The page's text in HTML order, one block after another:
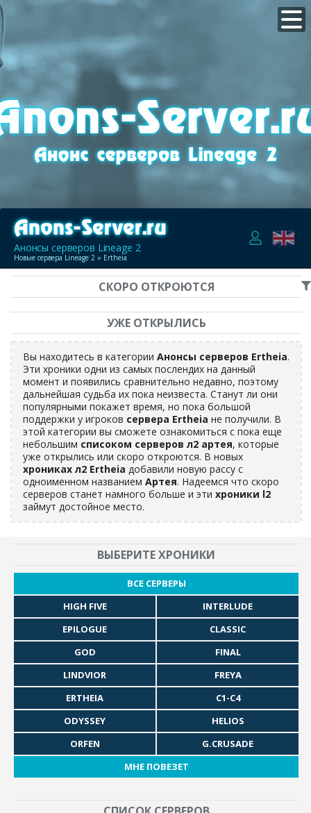
Анонсы серверов Lineage 2
Новые сервера Lineage 2 » Ertheia
СКОРО ОТКРОЮТСЯ
УЖЕ ОТКРЫЛИСЬ
Вы находитесь в категории Анонсы серверов Ertheia.
Эти хроники одни из самых послендих на данный
момент и появились сравнительно недавно, поэтому
дальнейшая судьба их пока неизвеста. Станут ли они
популярными покажет время, но пока большой
поддержки у игроков сервера Ertheia не получили. В
этой категории вы сможете ознакомиться с пока еще
небольшим списоком серверов л2 артея, которые
уже открылись или скоро откроются. В новых
хрониках л2 Ertheia добавили новую рассу с
одноименном названием Артея. Надеемся что скоро
серверов станет намного больше и эти хроники l2
займут достойное место.
ВЫБЕРИТЕ ХРОНИКИ
ВСЕ СЕРВЕРЫ
HIGH FIVE
INTERLUDE
EPILOGUE
CLASSIC
GOD
FINAL
LINDVIOR
FREYA
ERTHEIA
C1-C4
ODYSSEY
HELIOS
ORFEN
G.CRUSADE
МНЕ ПОВЕЗЕТ